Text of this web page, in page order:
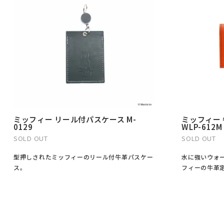
ミッフィー リール付パスケース M-
0129
SOLD OUT
型押しされたミッフィーのリール付牛革パスケー
ス。
ミッフィー
WLP-612M
SOLD OUT
水に強いウォ
フィーの牛革